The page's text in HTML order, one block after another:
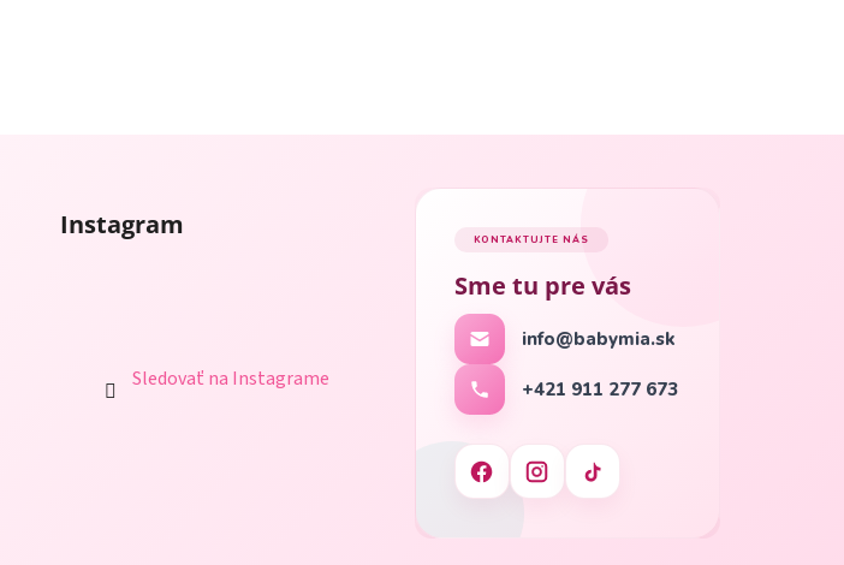
Instagram
Sledovať na Instagrame
KONTAKTUJTE NÁS
Sme tu pre vás
info@babymia.sk
+421 911 277 673